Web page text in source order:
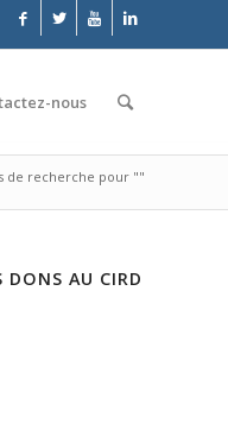
nous
de recherche pour ""
DONS AU CIRD